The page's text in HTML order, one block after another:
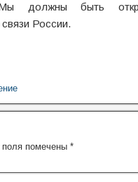
должны быть
России.
помечены *